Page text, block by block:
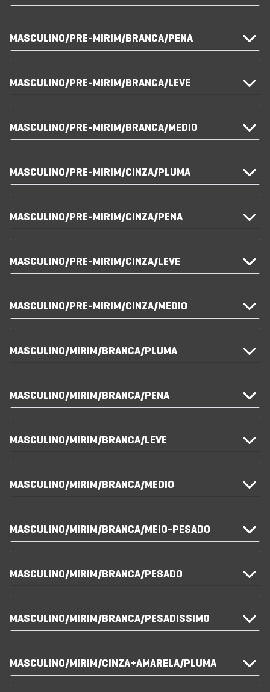
MASCULINO/PRE-MIRIM/BRANCA/PENA
MASCULINO/PRE-MIRIM/BRANCA/LEVE
MASCULINO/PRE-MIRIM/BRANCA/MEDIO
MASCULINO/PRE-MIRIM/CINZA/PLUMA
MASCULINO/PRE-MIRIM/CINZA/PENA
MASCULINO/PRE-MIRIM/CINZA/LEVE
MASCULINO/PRE-MIRIM/CINZA/MEDIO
MASCULINO/MIRIM/BRANCA/PLUMA
MASCULINO/MIRIM/BRANCA/PENA
MASCULINO/MIRIM/BRANCA/LEVE
MASCULINO/MIRIM/BRANCA/MEDIO
MASCULINO/MIRIM/BRANCA/MEIO-PESADO
MASCULINO/MIRIM/BRANCA/PESADO
MASCULINO/MIRIM/BRANCA/PESADISSIMO
MASCULINO/MIRIM/CINZA+AMARELA/PLUMA